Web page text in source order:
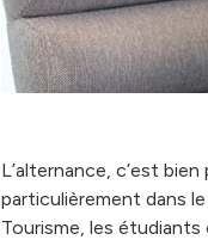
L’alternance, c’est
particulièrement dans
Tourisme, les